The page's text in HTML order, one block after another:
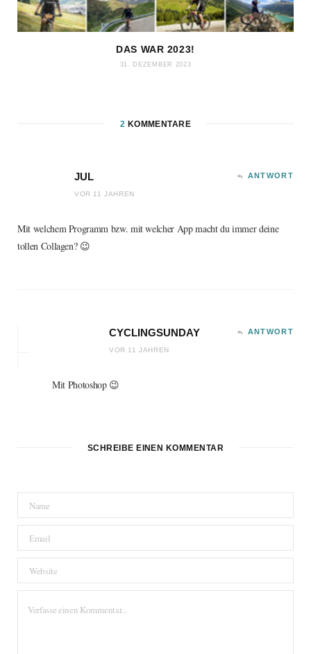
DAS WAR 2023!
31. DEZEMBER 2023
2 KOMMENTARE
JUL
VOR 11 JAHREN
ANTWORT
Mit welchem Programm bzw. mit welcher App macht du immer deine
tollen Collagen? 😉
CYCLINGSUNDAY
VOR 11 JAHREN
ANTWORT
Mit Photoshop 😉
SCHREIBE EINEN KOMMENTAR